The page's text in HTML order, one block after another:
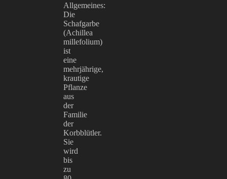
Allgemeines:
Die
Schafgarbe
(Achillea
millefolium)
ist
eine
mehrjährige,
krautige
Pflanze
aus
der
Familie
der
Korbblütler.
Sie
wird
bis
zu